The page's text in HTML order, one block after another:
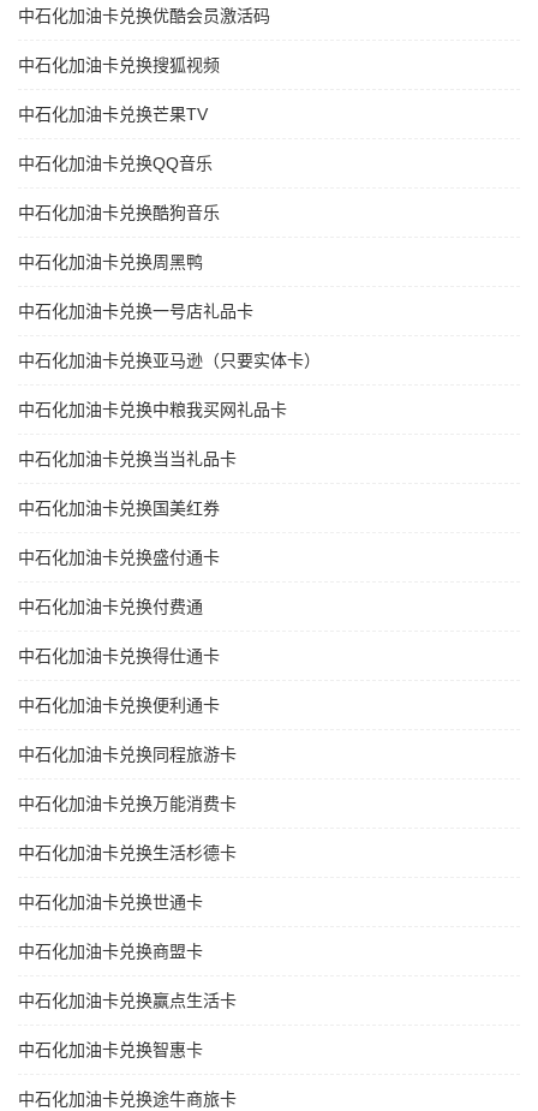
中石化加油卡兑换优酷会员激活码
中石化加油卡兑换搜狐视频
中石化加油卡兑换芒果TV
中石化加油卡兑换QQ音乐
中石化加油卡兑换酷狗音乐
中石化加油卡兑换周黑鸭
中石化加油卡兑换一号店礼品卡
中石化加油卡兑换亚马逊（只要实体卡）
中石化加油卡兑换中粮我买网礼品卡
中石化加油卡兑换当当礼品卡
中石化加油卡兑换国美红券
中石化加油卡兑换盛付通卡
中石化加油卡兑换付费通
中石化加油卡兑换得仕通卡
中石化加油卡兑换便利通卡
中石化加油卡兑换同程旅游卡
中石化加油卡兑换万能消费卡
中石化加油卡兑换生活杉德卡
中石化加油卡兑换世通卡
中石化加油卡兑换商盟卡
中石化加油卡兑换赢点生活卡
中石化加油卡兑换智惠卡
中石化加油卡兑换途牛商旅卡